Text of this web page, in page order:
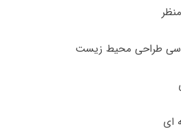
طراحی محیط زیست
ای